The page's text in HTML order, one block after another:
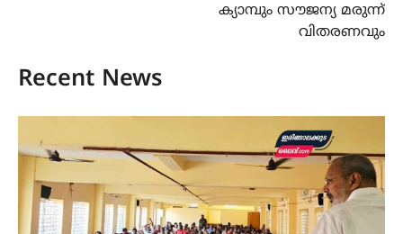
ക്യാമ്പും സൗജന്യ മരുന്ന്
വിതരണവും
Recent News